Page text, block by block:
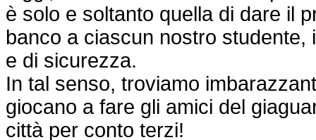
è solo e soltanto quella di dare il
banco a ciascun nostro studente,
e di sicurezza.
In tal senso, troviamo
giocano a fare gli amici del
città per conto terzi!